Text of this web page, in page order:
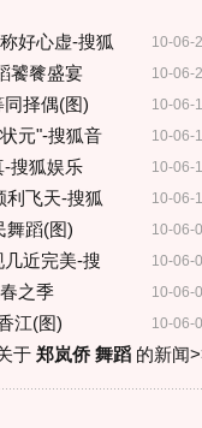
10-06-
好心虚-搜狐
10-06-
饕餮盛宴
10-06-
同择偶(图)
10-06-
元"-搜狐音
10-06-
搜狐娱乐
10-06-
利飞天-搜狐
10-06-
舞蹈(图)
10-06-
近完美-搜
10-06-
之季
10-06-
江(图)
于 郑岚侨 舞蹈的新闻